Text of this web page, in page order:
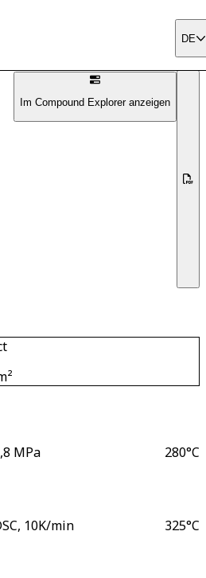
DE
Im Compound Explorer anzeigen
MPa 280°C
10K/min 325°C